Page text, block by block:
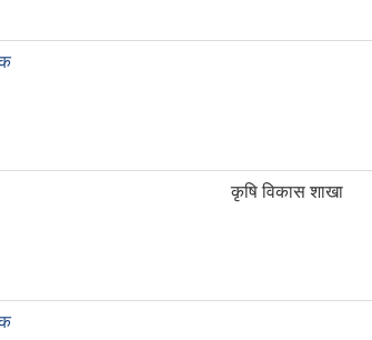
कृषि विकास शाखा